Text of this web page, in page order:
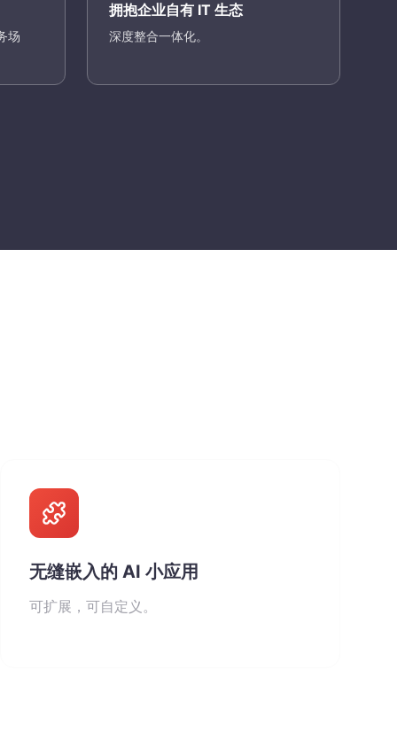
场
拥抱企业自有 IT 生态
深度整合一体化。
无缝嵌入的 AI 小应用
可扩展，可自定义。